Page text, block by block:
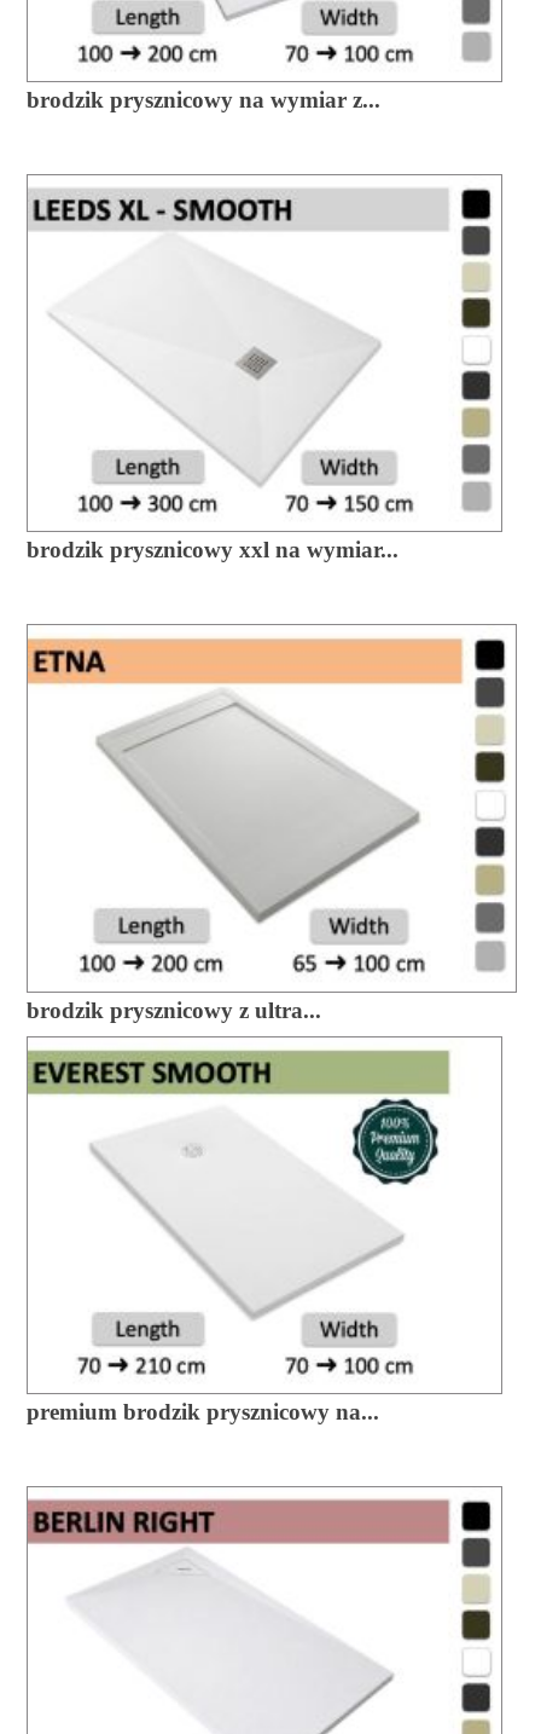
brodzik prysznicowy na wymiar z...
brodzik prysznicowy xxl na wymiar...
brodzik prysznicowy z ultra...
premium brodzik prysznicowy na...